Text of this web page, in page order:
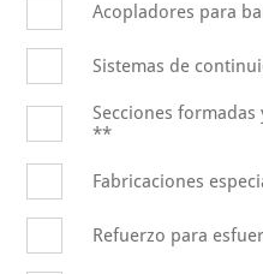
Acopladores para
Sistemas de
Secciones
**
Fabricaciones
Refuerzo para